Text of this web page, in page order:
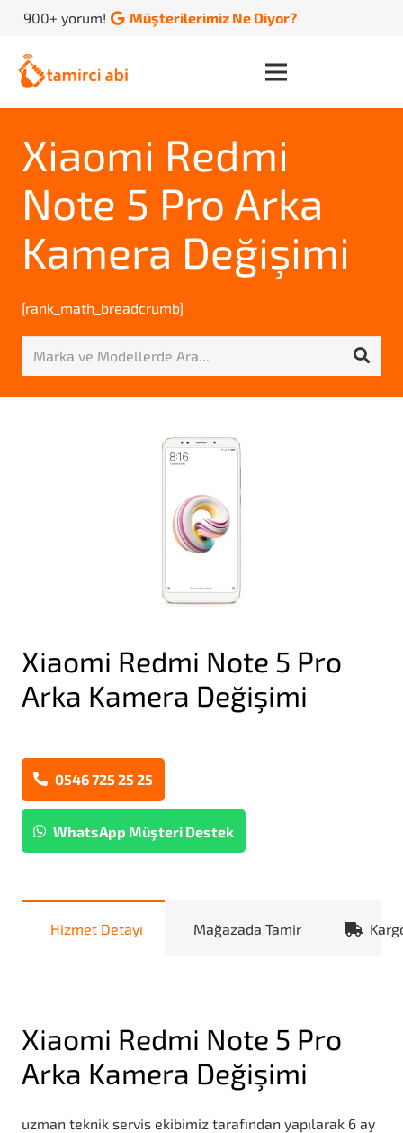
900+ yorum! Müşterilerimiz Ne Diyor?
Xiaomi Redmi
Note 5 Pro Arka
Kamera Değişimi
[rank_math_breadcrumb]
Xiaomi Redmi Note 5 Pro
Arka Kamera Değişimi
0546 725 25 25
WhatsApp Müşteri Destek
Hizmet Detayı Mağazada Tamir
Xiaomi Redmi Note 5 Pro
Arka Kamera Değişimi
uzman teknik servis ekibimiz tarafından yapılarak 6 ay